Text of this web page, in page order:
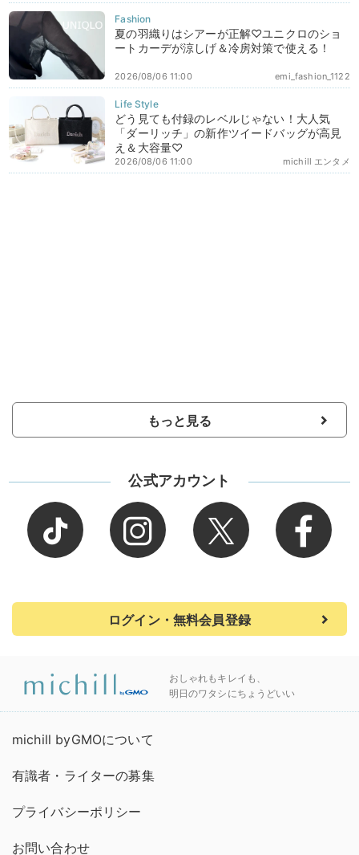
夏の羽織りはシアーが正解♡ユニクロのショ
ートカーデが涼しげ＆冷房対策で使える！
emi_fashion_1122
2026/08/06 11:00
どう見ても付録のレベルじゃない！大人気
「ダーリッチ」の新作ツイードバッグが高見
え＆大容量♡
michill エンタメ
2026/08/06 11:00
もっと見る
公式アカウント
ログイン・無料会員登録
おしゃれもキレイも、
明日のワタシにちょうどいい
michill byGMOについて
有識者・ライターの募集
プライバシーポリシー
お問い合わせ